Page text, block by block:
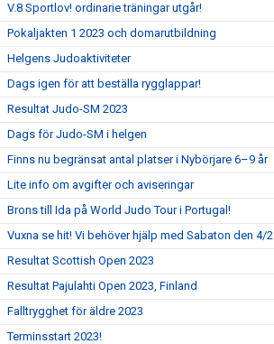
V.8 Sportlov! ordinarie träningar utgår!
Pokaljakten 1 2023 och domarutbildning
Helgens Judoaktiviteter
Dags igen för att beställa rygglappar!
Resultat Judo-SM 2023
Dags för Judo-SM i helgen
Finns nu begränsat antal platser i Nybörjare 6–9 år
Lite info om avgifter och aviseringar
Brons till Ida på World Judo Tour i Portugal!
Vuxna se hit! Vi behöver hjälp med Sabaton den 4/2
Resultat Scottish Open 2023
Resultat Pajulahti Open 2023, Finland
Falltrygghet för äldre 2023
Terminsstart 2023!